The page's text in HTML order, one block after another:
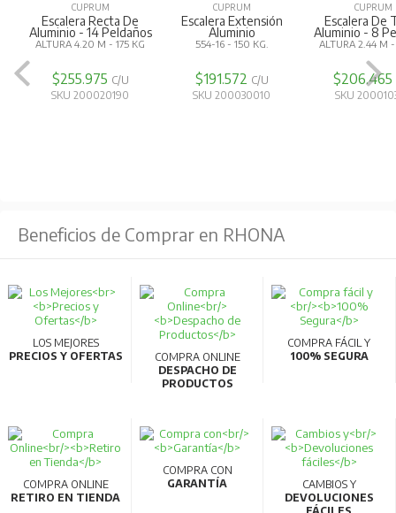
Especificaciones Técnicas:
Capacidad:175 kg
Uso:Comercial
Peldaños:16
CUPRUM
Escalera Recta De
Aluminio - 14 Peldaños
ALTURA 4.20 M - 175 KG
$255.975 C/U
SKU 200020190
CUPRUM
Escalera Extensión
Aluminio
554-16 - 150 KG.
$191.572 C/U
SKU 200030010
CUPRUM
Escalera De
Aluminio - 8
ALTURA 2.44 M -
$206.465
SKU
Beneficios de Comprar en RHONA
LOS MEJORES
PRECIOS Y OFERTAS
COMPRA ONLINE
DESPACHO DE
PRODUCTOS
COMPRA FÁCIL Y
100% SEGURA
COMPRA ONLINE
RETIRO EN TIENDA
COMPRA CON
GARANTÍA
CAMBIOS Y
DEVOLUCIONES